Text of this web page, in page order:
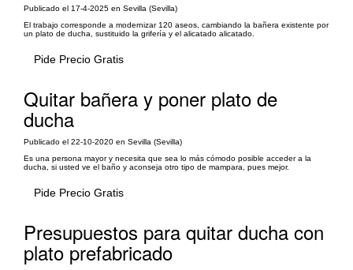
Publicado el 17-4-2025 en Sevilla (Sevilla)
El trabajo corresponde a modernizar 120 aseos, cambiando la bañera existente por
un plato de ducha, sustituido la grifería y el alicatado alicatado.
Pide Precio Gratis
Quitar bañera y poner plato de
ducha
Publicado el 22-10-2020 en Sevilla (Sevilla)
Es una persona mayor y necesita que sea lo más cómodo posible acceder a la
ducha, si usted ve el baño y aconseja otro tipo de mampara, pues mejor.
Pide Precio Gratis
Presupuestos para quitar ducha con
plato prefabricado